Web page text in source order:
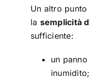
Un altro
la semplicità
sufficiente:
un
inumidito;